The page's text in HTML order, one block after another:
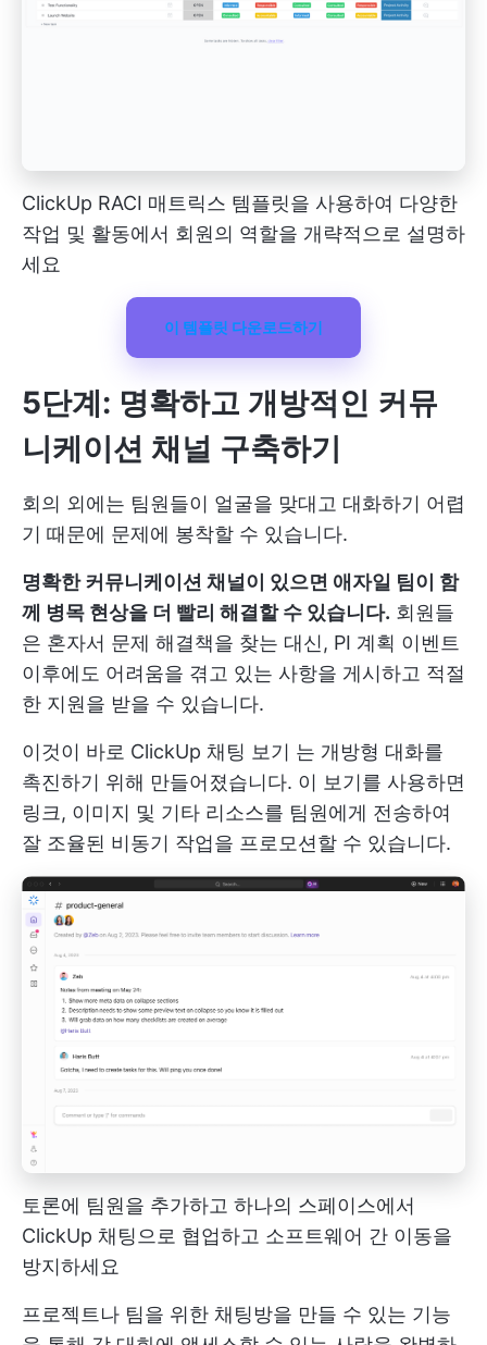
ClickUp RACI 매트릭스 템플릿을 사용하여 다양한
작업 및 활동에서 회원의 역할을 개략적으로 설명하
세요
이 템플릿 다운로드하기
5단계: 명확하고 개방적인 커뮤
니케이션 채널 구축하기
회의 외에는 팀원들이 얼굴을 맞대고 대화하기 어렵
기 때문에 문제에 봉착할 수 있습니다.
명확한 커뮤니케이션 채널이 있으면 애자일 팀이 함
께 병목 현상을 더 빨리 해결할 수 있습니다. 회원들
은 혼자서 문제 해결책을 찾는 대신, PI 계획 이벤트
이후에도 어려움을 겪고 있는 사항을 게시하고 적절
한 지원을 받을 수 있습니다.
이것이 바로 ClickUp 채팅 보기 는 개방형 대화를
촉진하기 위해 만들어졌습니다. 이 보기를 사용하면
링크, 이미지 및 기타 리소스를 팀원에게 전송하여
잘 조율된 비동기 작업을 프로모션할 수 있습니다.
토론에 팀원을 추가하고 하나의 스페이스에서
ClickUp 채팅으로 협업하고 소프트웨어 간 이동을
방지하세요
프로젝트나 팀을 위한 채팅방을 만들 수 있는 기능